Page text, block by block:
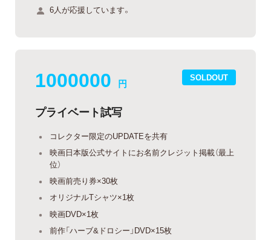
6人が応援しています。
SOLDOUT
1000000 円
プライベート試写
コレクター限定のUPDATEを共有
映画日本版公式サイトにお名前クレジット掲載（最上
位）
映画前売り券×30枚
オリジナルTシャツ×1枚
映画DVD×1枚
前作「ハーブ&ドロシー」DVD×15枚